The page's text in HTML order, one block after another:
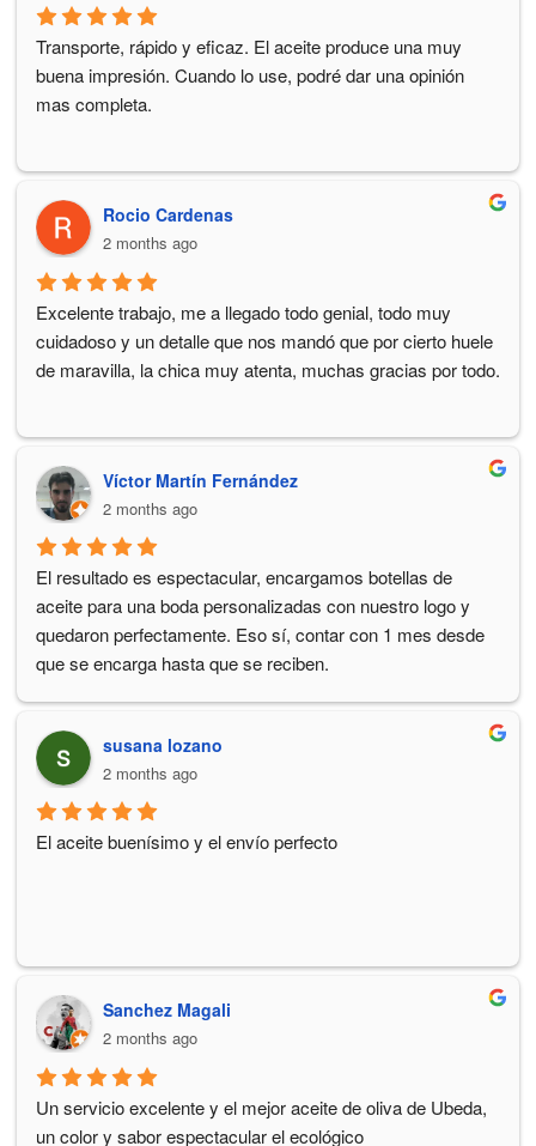
Transporte, rápido y eficaz. El aceite produce una muy
buena impresión. Cuando lo use, podré dar una opinión
mas completa.
Rocio Cardenas
2 months ago
Excelente trabajo, me a llegado todo genial, todo muy
cuidadoso y un detalle que nos mandó que por cierto huele
de maravilla, la chica muy atenta, muchas gracias por todo.
Víctor Martín Fernández
2 months ago
El resultado es espectacular, encargamos botellas de
aceite para una boda personalizadas con nuestro logo y
quedaron perfectamente. Eso sí, contar con 1 mes desde
que se encarga hasta que se reciben.
susana lozano
2 months ago
El aceite buenísimo y el envío perfecto
Sanchez Magali
2 months ago
Un servicio excelente y el mejor aceite de oliva de Ubeda,
un color y sabor espectacular el ecológico